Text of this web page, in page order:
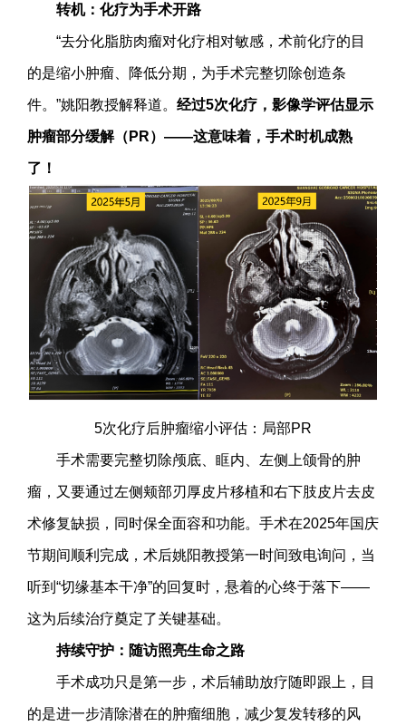
转机：化疗为手术开路
“去分化脂肪肉瘤对化疗相对敏感，术前化疗的目
的是缩小肿瘤、降低分期，为手术完整切除创造条
件。”姚阳教授解释道。 经过5次化疗，影像学评估显示
肿瘤部分缓解（PR）——这意味着，手术时机成熟
了！
5次化疗后肿瘤缩小评估：局部PR
手术需要完整切除颅底、眶内、左侧上颌骨的肿
瘤，又要通过左侧颊部刃厚皮片移植和右下肢皮片去皮
术修复缺损，同时保全面容和功能。手术在2025年国庆
节期间顺利完成，术后姚阳教授第一时间致电询问，当
听到“切缘基本干净”的回复时，悬着的心终于落下——
这为后续治疗奠定了关键基础。
持续守护：随访照亮生命之路
手术成功只是第一步，术后辅助放疗随即跟上，目
的是进一步清除潜在的肿瘤细胞，减少复发转移的风